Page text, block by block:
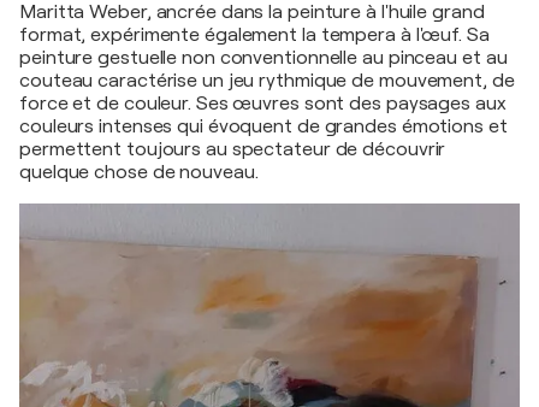
Maritta Weber, ancrée dans la peinture à l'huile grand
format, expérimente également la tempera à l'œuf. Sa
peinture gestuelle non conventionnelle au pinceau et au
couteau caractérise un jeu rythmique de mouvement, de
force et de couleur. Ses œuvres sont des paysages aux
couleurs intenses qui évoquent de grandes émotions et
permettent toujours au spectateur de découvrir
quelque chose de nouveau.